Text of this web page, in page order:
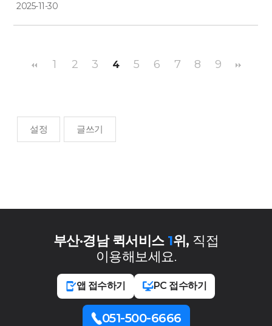
2025-11-30
1 2 3 4 5 6 7 8 9
설정 글쓰기
부산·경남 퀵서비스 1위, 직접
이용해보세요.
앱 접수하기 PC 접수하기
051-500-6666